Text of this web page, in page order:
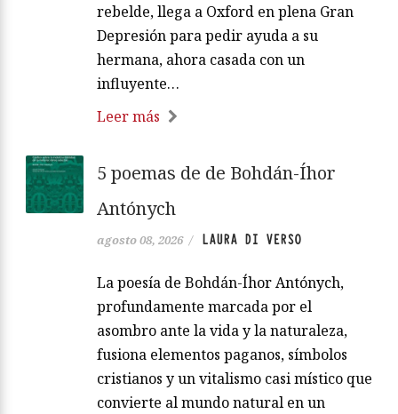
rebelde, llega a Oxford en plena Gran
Depresión para pedir ayuda a su
hermana, ahora casada con un
influyente…
Leer más
5 poemas de de Bohdán-Íhor
Antónych
agosto 08, 2026 / LAURA DI VERSO
La poesía de Bohdán-Íhor Antónych,
profundamente marcada por el
asombro ante la vida y la naturaleza,
fusiona elementos paganos, símbolos
cristianos y un vitalismo casi místico que
convierte al mundo natural en un